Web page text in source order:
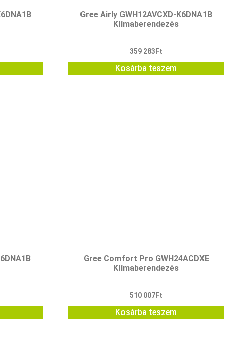
Gree Airly GWH12AVCXD-K6DNA1B
Klímaberendezés
359 283 Ft
Kosárba teszem
Gree Comfort Pro GWH24ACDXE
Klímaberendezés
510 007Ft
Kosárba teszem